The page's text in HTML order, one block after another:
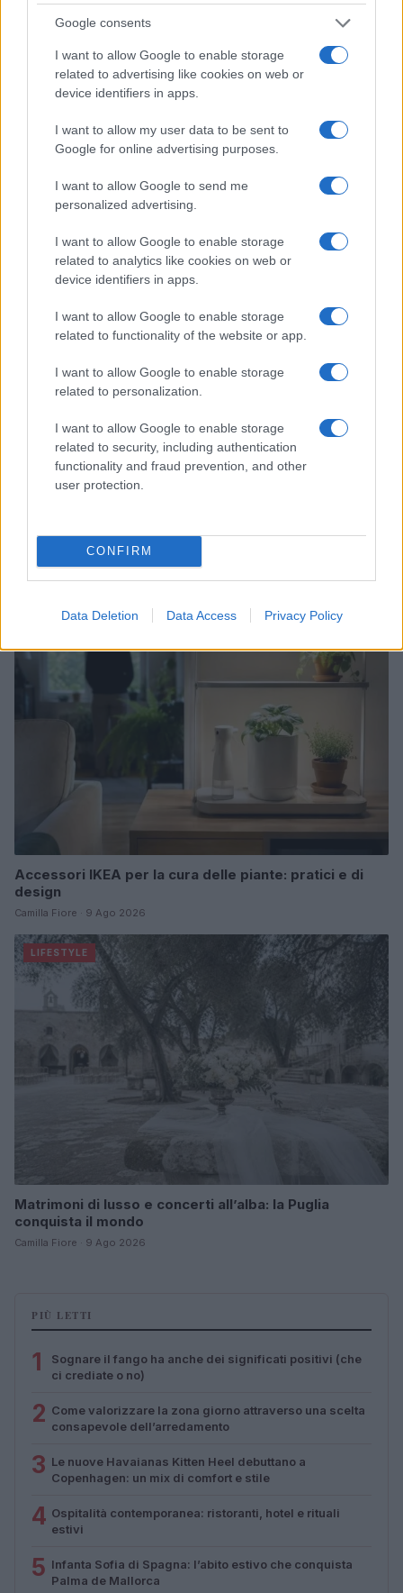
Google consents
I want to allow Google to enable storage
related to advertising like cookies on web or
device identifiers in apps.
I want to allow my user data to be sent to
Google for online advertising purposes.
I want to allow Google to send me
personalized advertising.
I want to allow Google to enable storage
related to analytics like cookies on web or
device identifiers in apps.
I want to allow Google to enable storage
related to functionality of the website or app.
I want to allow Google to enable storage
related to personalization.
I want to allow Google to enable storage
related to security, including authentication
functionality and fraud prevention, and other
user protection.
CONFIRM
Data Deletion Data Access Privacy Policy
Continua a leggere
Mostre a Parigi estate 2026: cosa vedere nei musei e
spazi espositivi
Beatrice Bonaventura · 9 Ago 2026
LIFESTYLE
Accessori IKEA per la cura delle piante: pratici e di
design
Camilla Fiore · 9 Ago 2026
LIFESTYLE
Matrimoni di lusso e concerti all’alba: la Puglia
conquista il mondo
Camilla Fiore · 9 Ago 2026
PIÙ LETTI
1
Sognare il fango ha anche dei significati positivi (che
ci crediate o no)
2 Come valorizzare la zona giorno attraverso una scelta
consapevole dell’arredamento
3 Le nuove Havaianas Kitten Heel debuttano a
Copenhagen: un mix di comfort e stile
4 Ospitalità contemporanea: ristoranti, hotel e rituali
estivi
5 Infanta Sofia di Spagna: l’abito estivo che conquista
Palma de Mallorca